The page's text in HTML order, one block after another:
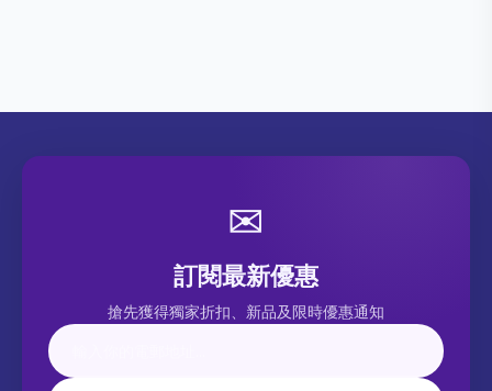
✉
訂閱最新優惠
搶先獲得獨家折扣、新品及限時優惠通知